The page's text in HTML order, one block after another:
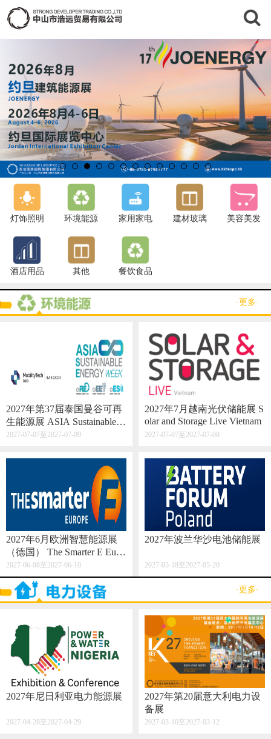
灯饰照明 环境能源 家用家电 建材玻璃 美容美发
酒店用品 其他 餐饮食品
·更多·
2027年第37届泰国曼谷可再
生能源展 ASIA Sustainable E
nergy Week
2027-07-07至2027-07-09
2027年7月越南光伏储能展 S
olar and Storage Live Vietnam
2027-07-07至2027-07-08
2027年6月欧洲智慧能源展
（德国） The Smarter E Euro
pe 2027
2027-06-08至2027-06-10
2027年波兰华沙电池储能展
2027-05-18至2027-05-20
·更多·
2027年尼日利亚电力能源展
2027-04-28至2027-04-29
2027年第20届意大利电力设
备展
2027-03-10至2027-03-12